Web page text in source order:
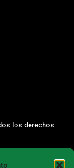
los derechos